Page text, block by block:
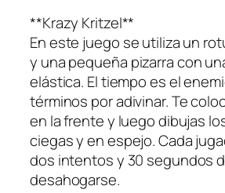
**Krazy Kritzel**
En este juego se utiliza un
y una pequeña pizarra con
elástica. El tiempo es el
términos por adivinar. Te
en la frente y luego dibujas
ciegas y en espejo. Cada
dos intentos y 30 segundos
desahogarse.